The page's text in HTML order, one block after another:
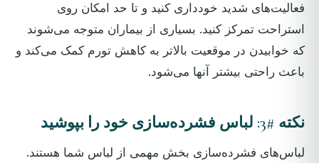
فعالیت‌های شدید خودداری کنید و تا حد امکان روی
استراحت تمرکز کنید. بسیاری از بیماران متوجه می‌شوند
که خوابیدن در موقعیت بالاتر به کاهش تورم کمک می‌کند و
باعث راحتی بیشتر آنها می‌شود.
نکته #3: لباس فشرده‌سازی خود را بپوشید
لباس‌های فشرده‌سازی بخش مهمی از لباس شما هستند.